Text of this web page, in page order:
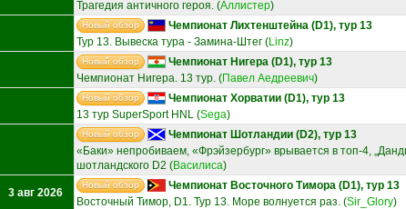
Трагедия античного героя. (Аллистер)
Новый обзор
Чемпионат Лихтенштейна (D1), тур 13
Тур 13. Вывеска тура - Замина-Штег (Linz)
Новый обзор
Чемпионат Нигера (D1), тур 13
Чемпионат Нигера. 13 тур. (Павел Аедреевич)
Новый обзор
Чемпионат Хорватии (D1), тур 13
13 тур SuperSport HNL (Sega)
Новый обзор
Чемпионат Шотландии (D2), тур 13
«Баки» непробиваем, «Фрэйзербург» врывается в топ-4,
шотландского D2 (Василиса)
3 авг 2026
Новый обзор
Чемпионат Восточного Тимора (D1), тур 13
Восточный Тимор, D1. Тур 13. Море волнуется раз. (Sir_Glory)